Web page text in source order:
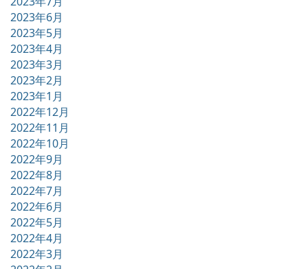
2023年6月
2023年5月
2023年4月
2023年3月
2023年2月
2023年1月
2022年12月
2022年11月
2022年10月
2022年9月
2022年8月
2022年7月
2022年6月
2022年5月
2022年4月
2022年3月